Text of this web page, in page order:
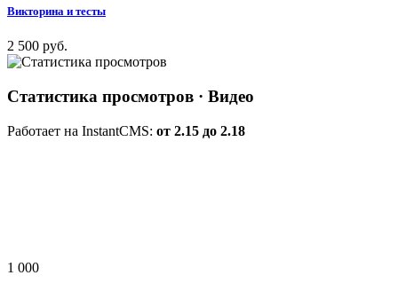
Викторина и тесты
2 500 руб.
Статистика просмотров · Видео
Работает на InstantCMS: от 2.15 до 2.18
1 000